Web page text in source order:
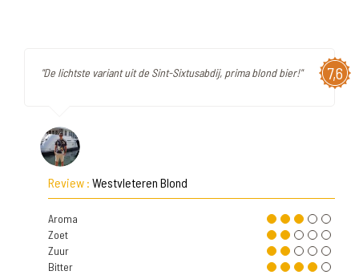
7,6
"De lichtste variant uit de Sint-Sixtusabdij, prima blond bier!"
Review : Westvleteren Blond
Aroma
Zoet
Zuur
Bitter